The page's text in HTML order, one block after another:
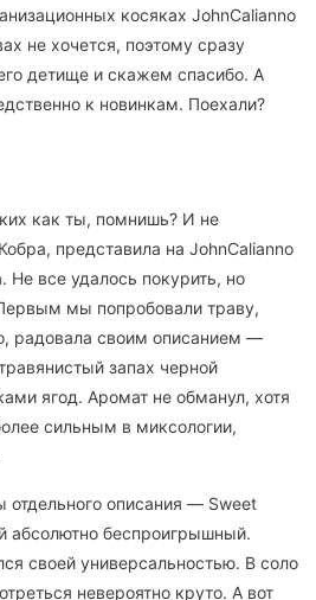
косяках JohnCalianno
не хочется, поэтому сразу
детище и скажем спасибо. А
к новинкам. Поехали?
как ты, помнишь? И не
представила на JohnCalianno
Не все удалось покурить, но
мы попробовали траву,
радовала своим описанием —
запах черной
ягод. Аромат не обманул, хотя
сильным в миксологии,
отдельного описания — Sweet
абсолютно беспроигрышный.
своей универсальностью. В соло
невероятно круто. А вот